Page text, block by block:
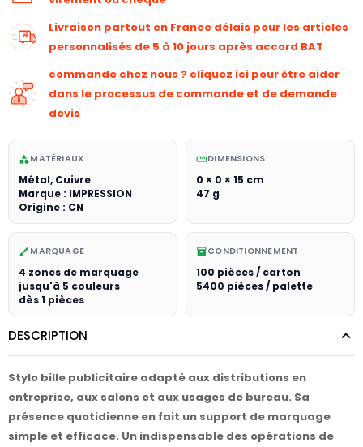
Livraison partout en France délais pour les articles
personnalisés de 5 à 10 jours après accord BAT
commande chez nous ? cliquez ici pour être aider
dans le processus de commande et de demande
devis
categoryMATÉRIAUX
Métal, Cuivre
Marque : IMPRESSION
Origine : CN
straightenDIMENSIONS
0 × 0 × 15 cm
47 g
brush MARQUAGE
4 zones de marquage
jusqu'à 5 couleurs
dès 1 pièces
inventory_2CONDITIONNEMENT
100 pièces / carton
5400 pièces / palette
DESCRIPTION
Stylo bille publicitaire adapté aux distributions en
entreprise, aux salons et aux usages de bureau. Sa
présence quotidienne en fait un support de marquage
simple et efficace. Un indispensable des opérations de